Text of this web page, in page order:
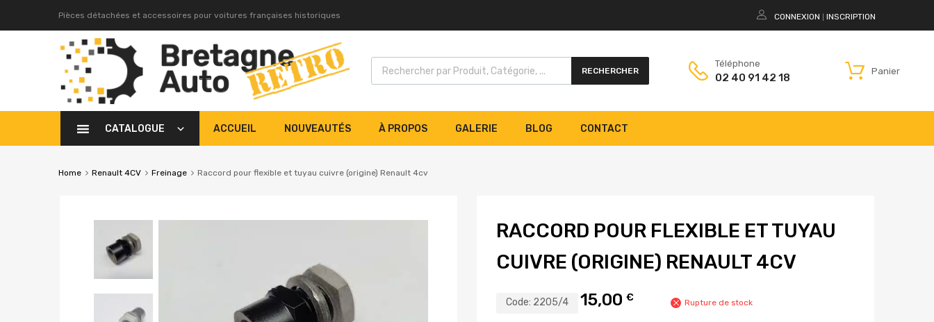
Pièces détachées et accessoires pour voitures françaises historiques CONNEXION INSCRIPTION
RECHERCHER
Téléphone
02 40 91 42 18
Panier
CATALOGUE ACCUEIL NOUVEAUTÉS À PROPOS GALERIE BLOG CONTACT
Home Renault 4CV Freinage Raccord pour flexible et tuyau cuivre (origine) Renault 4cv
RACCORD POUR FLEXIBLE ET TUYAU
CUIVRE (ORIGINE) RENAULT 4CV
Code: 2205/4 15,00 € Rupture de stock